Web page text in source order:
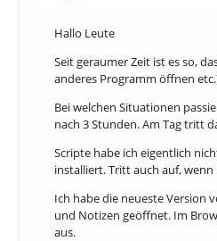
Hallo Leute
Seit geraumer Zeit ist es so,
anderes Programm öffnen
Bei welchen Situationen
nach 3 Stunden. Am Tag tritt
Scripte habe ich eigentlich
installiert. Tritt auch auf,
Ich habe die neueste Version
und Notizen geöffnet. Im
aus.